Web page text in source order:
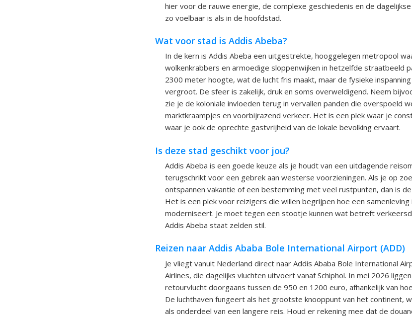
hier voor de rauwe energie, de complexe geschiedenis en de
zo voelbaar is als in de hoofdstad.
Wat voor stad is Addis Abeba?
In de kern is Addis Abeba een uitgestrekte, hooggelegen metropool
wolkenkrabbers en armoedige sloppenwijken in hetzelfde straatbeeld
2300 meter hoogte, wat de lucht fris maakt, maar de fysieke
vergroot. De sfeer is zakelijk, druk en soms overweldigend. Neem
zie je de koloniale invloeden terug in vervallen panden die overspoeld
marktkraampjes en voorbijrazend verkeer. Het is een plek waar je
waar je ook de oprechte gastvrijheid van de lokale bevolking ervaart.
Is deze stad geschikt voor jou?
Addis Abeba is een goede keuze als je houdt van een uitdagende
terugschrikt voor een gebrek aan westerse voorzieningen. Als je op
ontspannen vakantie of een bestemming met veel rustpunten, dan is
Het is een plek voor reizigers die willen begrijpen hoe een
moderniseert. Je moet tegen een stootje kunnen wat betreft
Addis Abeba staat zelden stil.
Reizen naar Addis Ababa Bole International Airport (ADD)
Je vliegt vanuit Nederland direct naar Addis Ababa Bole International
Airlines, die dagelijks vluchten uitvoert vanaf Schiphol. In mei 2026
retourvlucht doorgaans tussen de 950 en 1200 euro, afhankelijk van
De luchthaven fungeert als het grootste knooppunt van het continent,
als onderdeel van een langere reis. Houd er rekening mee dat de